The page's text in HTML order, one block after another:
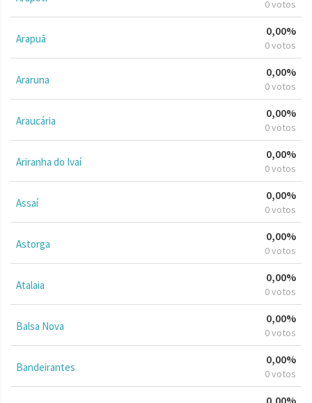
0 votos
Arapuã
0,00%
0 votos
Araruna
0,00%
0 votos
Araucária
0,00%
0 votos
Ariranha do Ivaí
0,00%
0 votos
Assaí
0,00%
0 votos
Astorga
0,00%
0 votos
Atalaia
0,00%
0 votos
Balsa Nova
0,00%
0 votos
Bandeirantes
0,00%
0 votos
0,00%